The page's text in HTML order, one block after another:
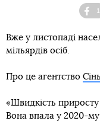
1
Вже у листопаді
мільярдів осіб.
Про це агентство
«Швидкість
Вона впала у 2020-